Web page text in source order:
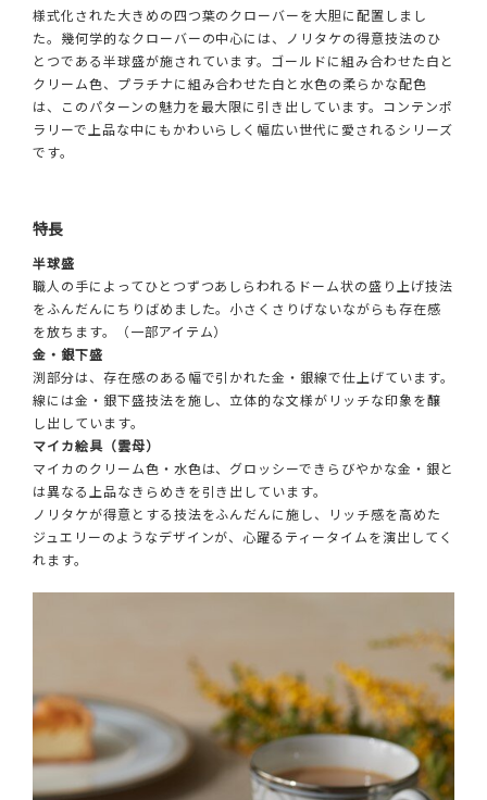
様式化された大きめの四つ葉のクローバーを大胆に配置しまし
た。幾何学的なクローバーの中心には、ノリタケの得意技法のひ
とつである半球盛が施されています。ゴールドに組み合わせた白と
クリーム色、プラチナに組み合わせた白と水色の柔らかな配色
は、このパターンの魅力を最大限に引き出しています。コンテンポ
ラリーで上品な中にもかわいらしく幅広い世代に愛されるシリーズ
です。
特長
半球盛
職人の手によってひとつずつあしらわれるドーム状の盛り上げ技法
をふんだんにちりばめました。小さくさりげないながらも存在感
を放ちます。（一部アイテム）
金・銀下盛
渕部分は、存在感のある幅で引かれた金・銀線で仕上げています。
線には金・銀下盛技法を施し、立体的な文様がリッチな印象を醸
し出しています。
マイカ絵具（雲母）
マイカのクリーム色・水色は、グロッシーできらびやかな金・銀と
は異なる上品なきらめきを引き出しています。
ノリタケが得意とする技法をふんだんに施し、リッチ感を高めた
ジュエリーのようなデザインが、心躍るティータイムを演出してく
れます。